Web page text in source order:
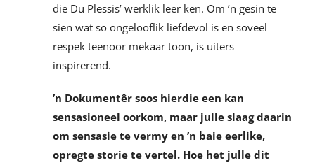
die Du Plessis’ werklik leer ken. Om ’n gesin te
sien wat so ongelooflik liefdevol is en soveel
respek teenoor mekaar toon, is uiters
inspirerend.
’n Dokumentêr soos hierdie een kan
sensasioneel oorkom, maar julle slaag daarin
om sensasie te vermy en ’n baie eerlike,
opregte storie te vertel. Hoe het julle dit